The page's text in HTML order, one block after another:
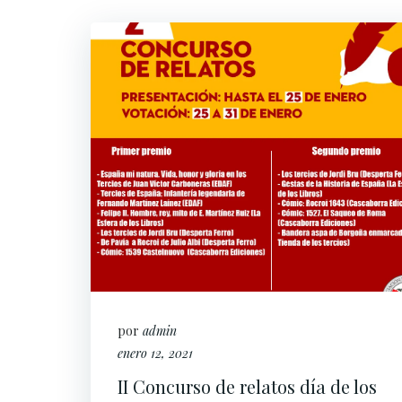
por admin
enero 12, 2021
II Concurso de relatos día de los